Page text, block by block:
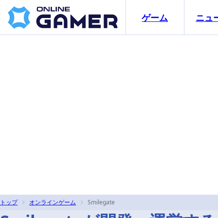
ゲーム ニュ
トップ オンラインゲーム Smilegate